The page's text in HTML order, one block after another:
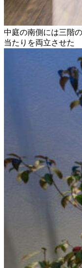
中庭の南側には三階
当たりを両立させた